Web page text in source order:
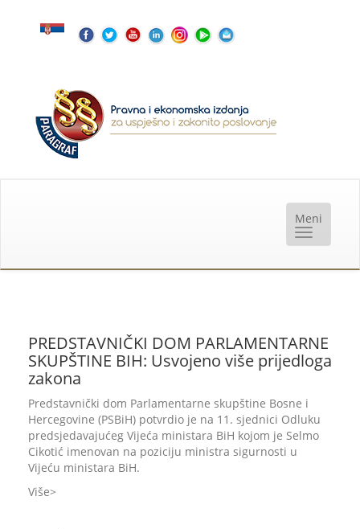
PREDSTAVNIČKI DOM PARLAMENTARNE
SKUPŠTINE BIH: Usvojeno više prijedloga
zakona
Predstavnički dom Parlamentarne skupštine Bosne i
Hercegovine (PSBiH) potvrdio je na 11. sjednici Odluku
predsjedavajućeg Vijeća ministara BiH kojom je Selmo
Cikotić imenovan na poziciju ministra sigurnosti u
Vijeću ministara BiH.
Više